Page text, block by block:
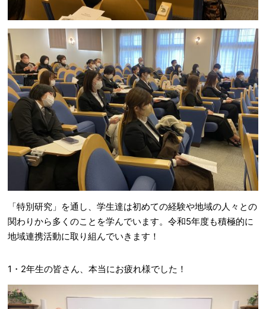
「特別研究」を通し、学生達は初めての経験や地域の人々との
関わりから多くのことを学んでいます。令和5年度も積極的に
地域連携活動に取り組んでいきます！
1・2年生の皆さん、本当にお疲れ様でした！